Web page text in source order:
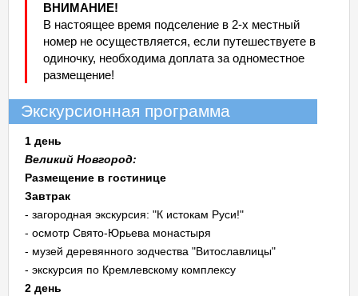
ВНИМАНИЕ!
В настоящее время подселение в 2-х местный
номер не осуществляется, если путешествуете в
одиночку, необходима доплата за одноместное
размещение!
Экскурсионная программа
1 день
Великий Новгород:
Размещение в гостинице
Завтрак
- загородная экскурсия: "К истокам Руси!"
- осмотр Свято-Юрьева монастыря
- музей деревянного зодчества "Витославлицы"
- экскурсия по Кремлевскому комплексу
2 день